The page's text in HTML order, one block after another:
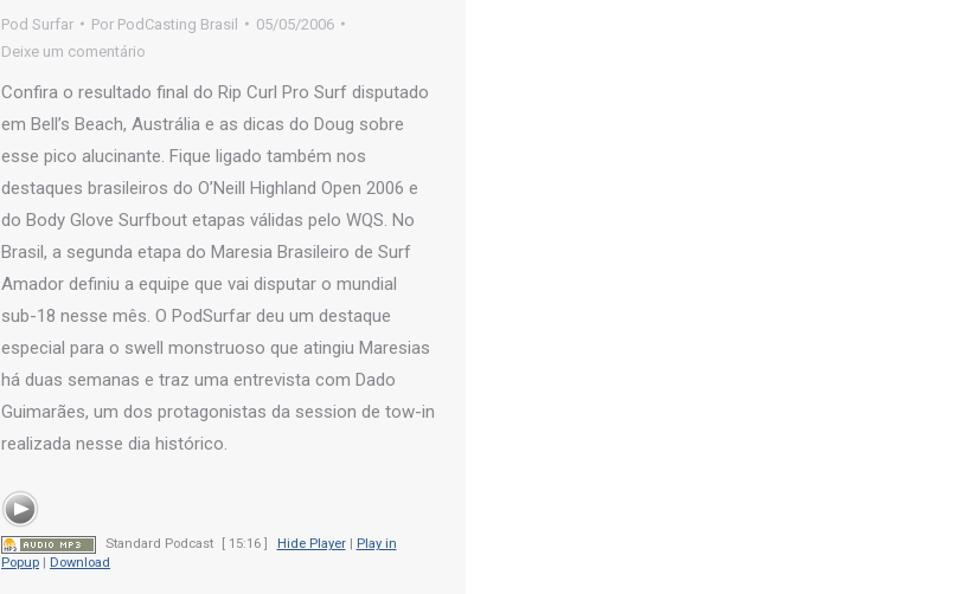
Pod Surfar Por PodCasting Brasil
05/05/2006
Deixe um comentário
Confira o resultado final do Rip Curl Pro Surf disputado
em Bell’s Beach, Austrália e as dicas do Doug sobre
esse pico alucinante. Fique ligado também nos
destaques brasileiros do O’Neill Highland Open 2006 e
do Body Glove Surfbout etapas válidas pelo WQS. No
Brasil, a segunda etapa do Maresia Brasileiro de Surf
Amador definiu a equipe que vai disputar o mundial
sub-18 nesse mês. O PodSurfar deu um destaque
especial para o swell monstruoso que atingiu Maresias
há duas semanas e traz uma entrevista com Dado
Guimarães, um dos protagonistas da session de tow-in
realizada nesse dia histórico.
Standard Podcast [ 15:16 ] Hide Player|
Play in
Popup | Download